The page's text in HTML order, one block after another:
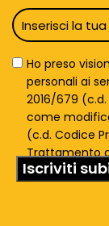
Email
*
Privacy
Policy
Ho preso
personali ai
2016/679 (c.d.
come
(c.d. Codice
Trattamento